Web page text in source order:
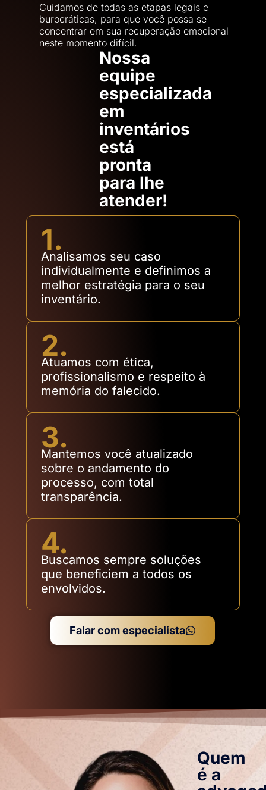
Cuidamos de todas as etapas legais e
burocráticas, para que você possa se
concentrar em sua recuperação emocional
neste momento difícil.
Nossa
equipe
especializada
em
inventários
está
pronta
para lhe
atender!
1.
Analisamos seu caso
individualmente e definimos a
melhor estratégia para o seu
inventário.
2.
Atuamos com ética,
profissionalismo e respeito à
memória do falecido.
3.
Mantemos você atualizado
sobre o andamento do
processo, com total
transparência.
4.
Buscamos sempre soluções
que beneficiem a todos os
envolvidos.
Falar com especialista
Quem
é a